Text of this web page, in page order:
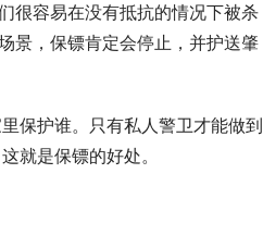
很容易在没有抵抗的情况下被杀
景，保镖肯定会停止，并护送肇
保护谁。只有私人警卫才能做到
就是保镖的好处。